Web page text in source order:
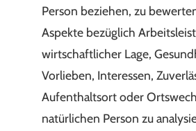
Person beziehen, zu
Aspekte bezüglich
wirtschaftlicher Lage,
Vorlieben, Interessen,
Aufenthaltsort oder
natürlichen Person zu